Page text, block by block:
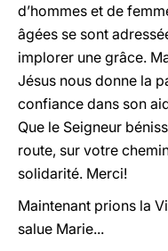
d’hommes et de
âgées se sont
implorer une grâce.
Jésus nous donne la
confiance dans son
Que le Seigneur
route, sur votre
solidarité. Merci!
Maintenant prions la
salue Marie...